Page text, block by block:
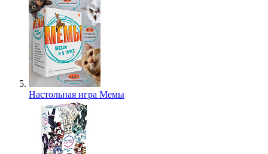
Настольная игра Мемы